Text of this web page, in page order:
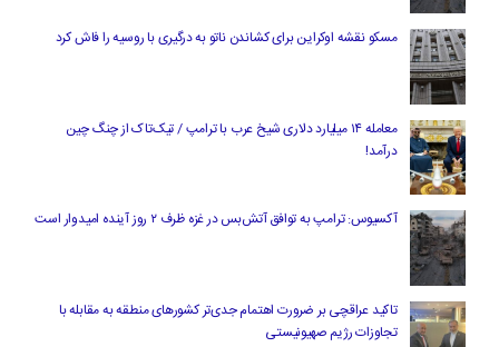
مسکو نقشه اوکراین برای کشاندن ناتو به درگیری با روسیه را فاش کرد
معامله ۱۴ میلیارد دلاری شیخ عرب با ترامپ / تیک‌تاک از چنگ چین
درآمد!
آکسیوس: ترامپ به توافق آتش‌بس در غزه ظرف ۲ روز آینده امیدوار است
تاکید عراقچی بر ضرورت اهتمام جدی‌تر کشورهای منطقه به مقابله با
تجاوزات رژیم صهیونیستی